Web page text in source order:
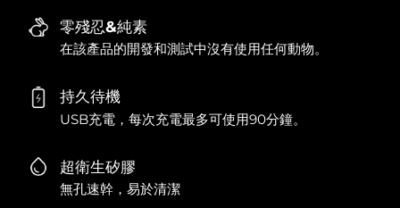
零殘忍&純素
在該產品的開發和測試中沒有使用任何動物。
持久待機
USB充電，每次充電最多可使用90分鐘。
超衛生矽膠
無孔速幹，易於清潔